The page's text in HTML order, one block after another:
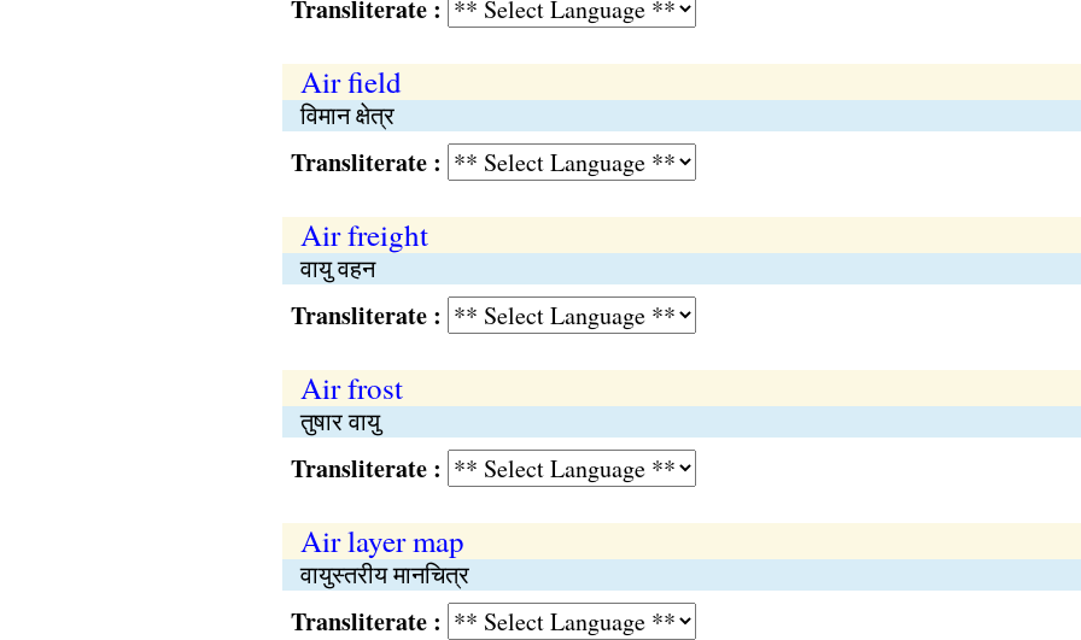
Transliterate :
Air field
विमान क्षेत्र
Transliterate :
Air freight
वायु वहन
Transliterate :
Air frost
तुषार वायु
Transliterate :
Air layer map
वायुस्तरीय मानचित्र
Transliterate :